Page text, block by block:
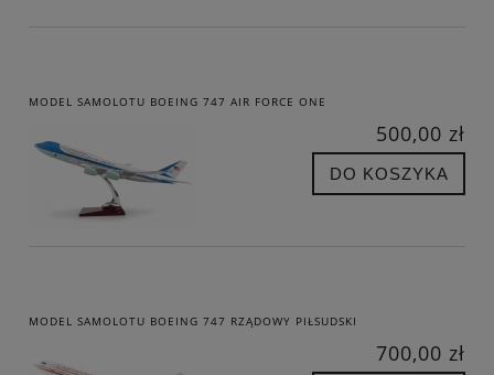
MODEL SAMOLOTU BOEING 747 AIR FORCE ONE
500,00 zł
DO KOSZYKA
MODEL SAMOLOTU BOEING 747 RZĄDOWY PIŁSUDSKI
700,00 zł